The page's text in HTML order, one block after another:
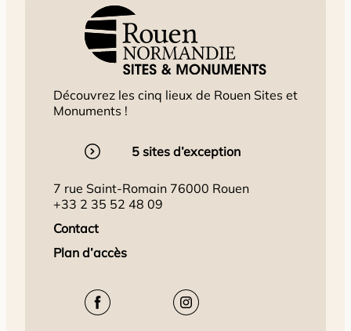
Découvrez les cinq lieux de Rouen Sites et
Monuments !
5 sites d’exception
7 rue Saint-Romain 76000 Rouen
+33 2 35 52 48 09
Contact
Plan d’accès